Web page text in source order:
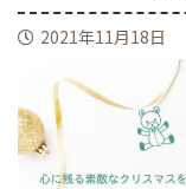
2021年11月18日